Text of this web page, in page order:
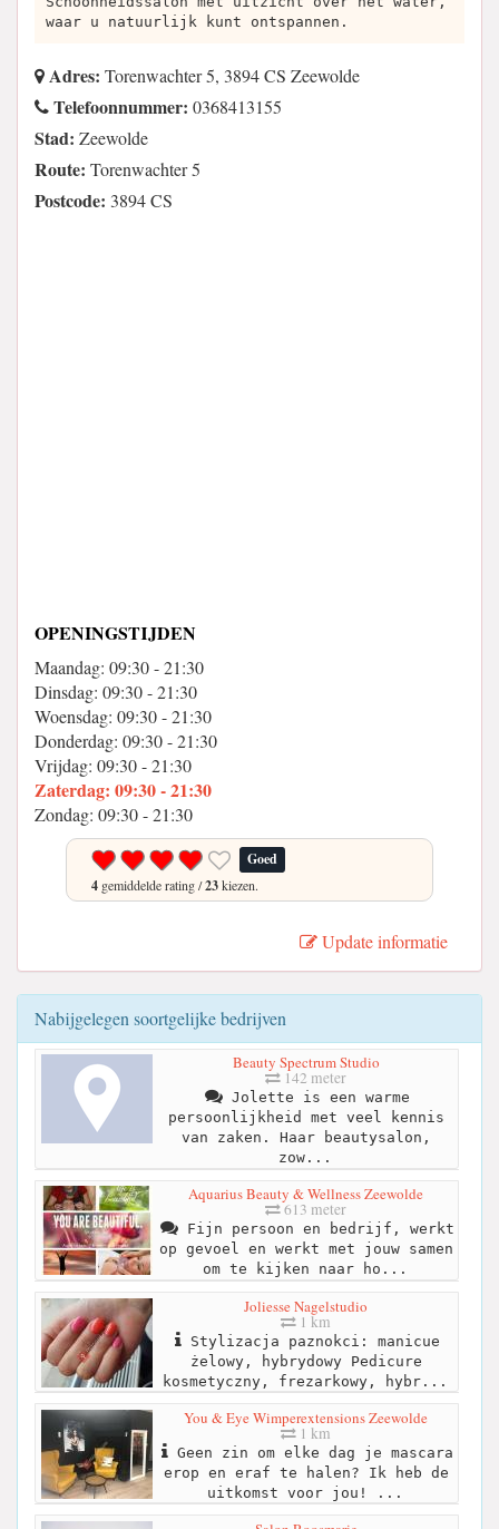
waar u natuurlijk kunt ontspannen.
Adres: Torenwachter 5, 3894 CS Zeewolde
Telefoonnummer: 0368413155
Stad: Zeewolde
Route: Torenwachter 5
Postcode: 3894 CS
OPENINGSTIJDEN
Maandag: 09:30 - 21:30
Dinsdag: 09:30 - 21:30
Woensdag: 09:30 - 21:30
Donderdag: 09:30 - 21:30
Vrijdag: 09:30 - 21:30
Zaterdag: 09:30 - 21:30
Zondag: 09:30 - 21:30
Goed
4 gemiddelde rating /23kiezen.
Update informatie
Nabijgelegen soortgelijke bedrijven
Beauty Spectrum Studio
142 meter
Jolette is een warme
persoonlijkheid met veel kennis
van zaken. Haar beautysalon,
zow...
Aquarius Beauty & Wellness Zeewolde
613 meter
Fijn persoon en bedrijf, werkt
op gevoel en werkt met jouw samen
om te kijken naar ho...
Joliesse Nagelstudio
1 km
Stylizacja paznokci: manicue
żelowy, hybrydowy Pedicure
kosmetyczny, frezarkowy, hybr...
You & Eye Wimperextensions Zeewolde
1 km
Geen zin om elke dag je mascara
erop en eraf te halen? Ik heb de
uitkomst voor jou! ...